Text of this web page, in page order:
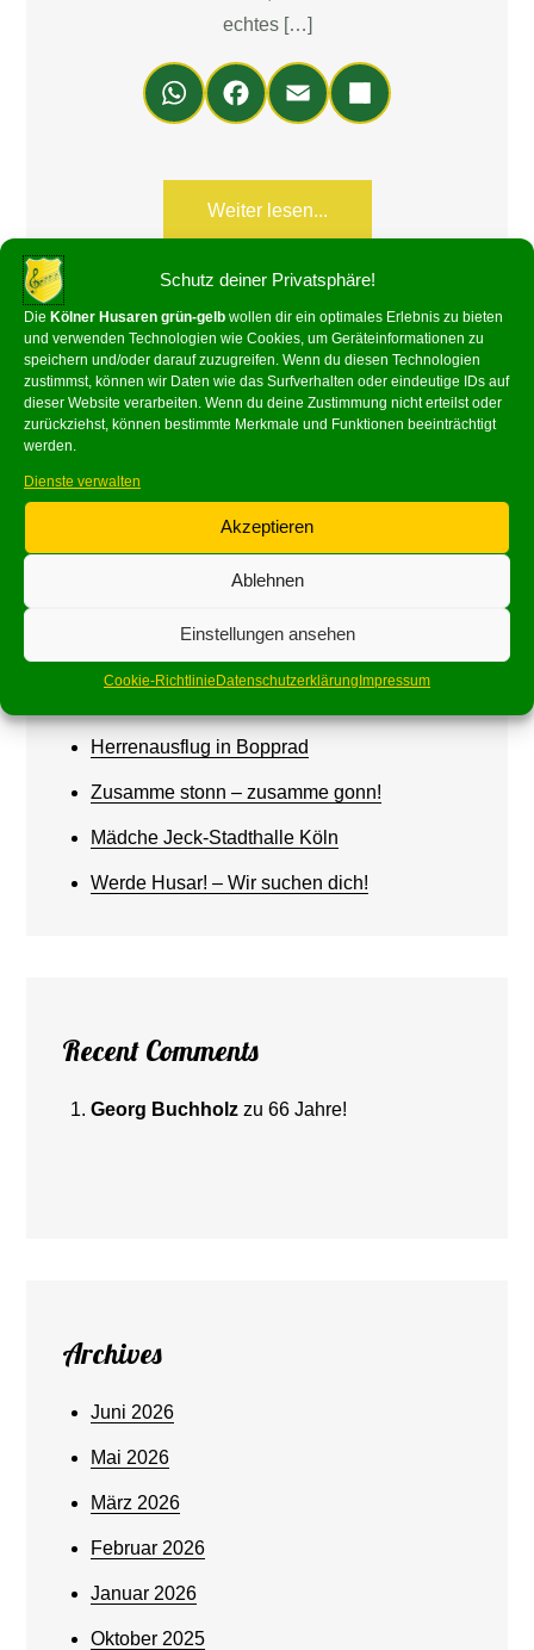
Schutz deiner Privatsphäre!
Die Kölner Husaren grün-gelb wollen dir ein optimales Erlebnis zu bieten
und verwenden Technologien wie Cookies, um Geräteinformationen zu
speichern und/oder darauf zuzugreifen. Wenn du diesen Technologien
zustimmst, können wir Daten wie das Surfverhalten oder eindeutige IDs auf
dieser Website verarbeiten. Wenn du deine Zustimmung nicht erteilst oder
zurückziehst, können bestimmte Merkmale und Funktionen beeinträchtigt
werden.
Dienste verwalten
Akzeptieren
Ablehnen
Einstellungen ansehen
Cookie-RichtlinieDatenschutzerklärungImpressum
echtes […]
Wh
ats
Fa
ce
ok
Em
ail
Teil
en
Weiter lesen...
Suchen
Recent Posts
Herrenausflug in Bopprad
Zusamme stonn – zusamme gonn!
Mädche Jeck-Stadthalle Köln
Werde Husar! – Wir suchen dich!
Recent Comments
Georg Buchholz zu66 Jahre!
Archives
Juni 2026
Mai 2026
März 2026
Februar 2026
Januar 2026
Oktober 2025